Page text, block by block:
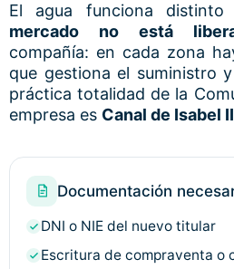
El agua funciona
mercado no está
compañía: en cada zona
que gestiona el suministro
práctica totalidad de la
empresa es Canal de Isabel II
Documentación
DNI o NIE del nuevo titular
Escritura de compraventa o